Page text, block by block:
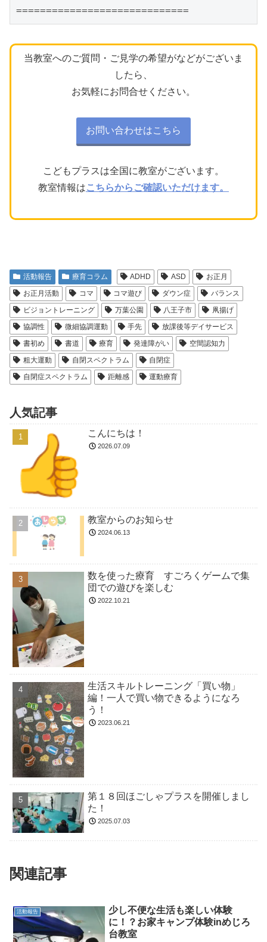
=============================
当教室へのご質問・ご見学の希望がなどがございま
したら、
お気軽にお問合せください。
お問い合わせはこちら
こどもプラスは全国に教室がございます。
教室情報はこちらからご確認いただけます。
活動報告 療育コラム ADHD ASD
お正月
お正月活動
コマ コマ遊び ダウン症
バランス
ビジョントレーニング
万葉公園 八王子市
凧揚げ
協調性
微細協調運動 手先
放課後等デイサービス
書初め
書道 療育 発達障がい
空間認知力
粗大運動
自閉スペクトラム
自閉症
自閉症スペクトラム
距離感 運動療育
人気記事
こんにちは！
2026.07.09
教室からのお知らせ
2024.06.13
数を使った療育 すごろくゲームで集
団での遊びを楽しむ
2022.10.21
生活スキルトレーニング「買い物」
編！一人で買い物できるようになろ
う！
2023.06.21
第１８回ほごしゃプラスを開催しまし
た！
2025.07.03
関連記事
活動報告
少し不便な生活も楽しい体験
に！？お家キャンプ体験inめじろ
台教室